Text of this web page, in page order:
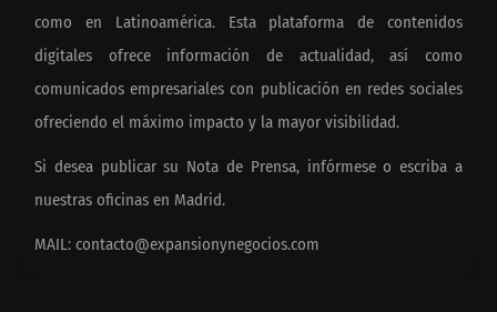
como en Latinoamérica. Esta plataforma de contenidos
digitales ofrece información de actualidad, así como
comunicados empresariales con publicación en redes sociales
ofreciendo el máximo impacto y la mayor visibilidad.
Si desea publicar su Nota de Prensa, infórmese o escriba a
nuestras oficinas en Madrid.
MAIL: contacto@expansionynegocios.com